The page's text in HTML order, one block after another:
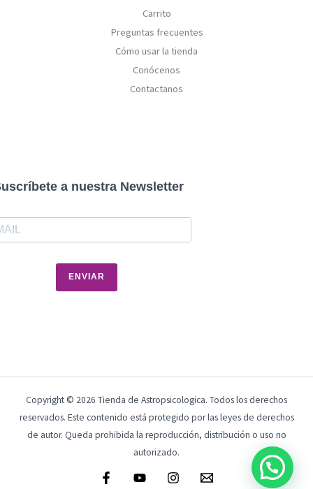
Carrito
Preguntas frecuentes
Cómo usar la tienda
Conócenos
Contactanos
a nuestra Newsletter
ENVIAR
Copyright © 2026 Tienda de Astropsicologica. Todos los derechos
reservados. Este contenido está protegido por las leyes de derechos
de autor. Queda prohibida la reproducción, distribución o uso no
autorizado.